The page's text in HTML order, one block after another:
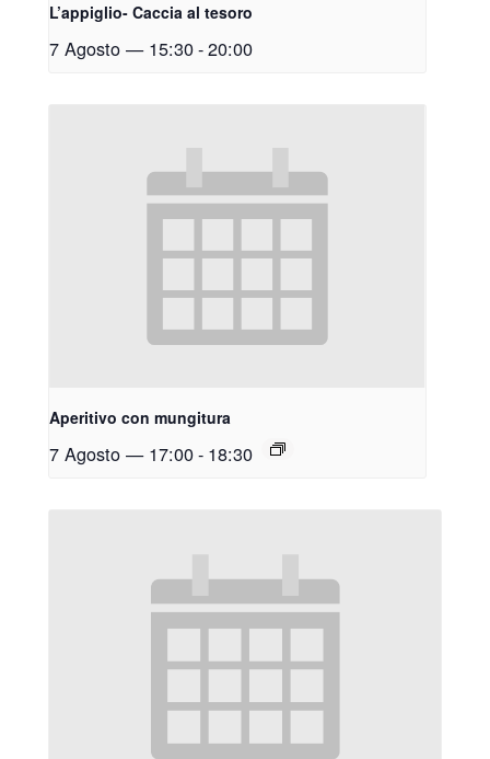
L’appiglio- Caccia al tesoro
7 Agosto — 15:30-20:00
Aperitivo con mungitura
7 Agosto — 17:00- 18:30